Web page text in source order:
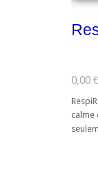
0,00 €
calme